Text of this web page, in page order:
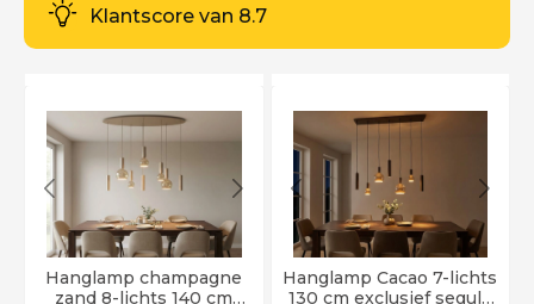
Klantscore van 8.7
Hanglamp champagne
zand 8-lichts 140 cm
Hanglamp Cacao 7-lichts
130 cm exclusief segula